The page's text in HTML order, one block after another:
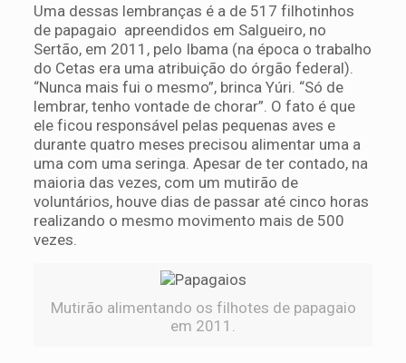
Uma dessas lembranças é a de 517 filhotinhos
de papagaio apreendidos em Salgueiro, no
Sertão, em 2011, pelo Ibama (na época o trabalho
do Cetas era uma atribuição do órgão federal).
“Nunca mais fui o mesmo”, brinca Yúri. “Só de
lembrar, tenho vontade de chorar”. O fato é que
ele ficou responsável pelas pequenas aves e
durante quatro meses precisou alimentar uma a
uma com uma seringa. Apesar de ter contado, na
maioria das vezes, com um mutirão de
voluntários, houve dias de passar até cinco horas
realizando o mesmo movimento mais de 500
vezes.
Mutirão alimentando os filhotes de papagaio
em 2011.